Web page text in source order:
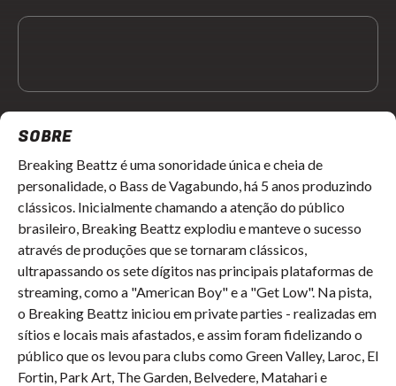
SOBRE
Breaking Beattz é uma sonoridade única e cheia de
personalidade, o Bass de Vagabundo, há 5 anos produzindo
clássicos. Inicialmente chamando a atenção do público
brasileiro, Breaking Beattz explodiu e manteve o sucesso
através de produções que se tornaram clássicos,
ultrapassando os sete dígitos nas principais plataformas de
streaming, como a "American Boy" e a "Get Low". Na pista,
o Breaking Beattz iniciou em private parties - realizadas em
sítios e locais mais afastados, e assim foram fidelizando o
público que os levou para clubs como Green Valley, Laroc, El
Fortin, Park Art, The Garden, Belvedere, Matahari e